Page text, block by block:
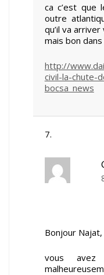
ca c’est
outre
qu’il va
mais bon
http://
civil-la-chute-
bocsa_news
Bonjour Najat,
vous